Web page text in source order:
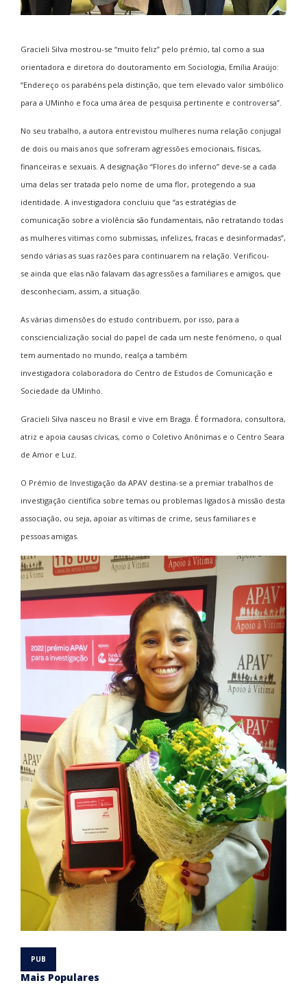
Gracieli Silva mostrou-se “muito feliz” pelo prémio, tal como a sua
orientadora e diretora do doutoramento em Sociologia, Emília Araújo:
“Endereço os parabéns pela distinção, que tem elevado valor simbólico
para a UMinho e foca uma área de pesquisa pertinente e controversa”.
No seu trabalho, a autora entrevistou mulheres numa relação conjugal
de dois ou mais anos que sofreram agressões emocionais, físicas,
financeiras e sexuais. A designação “Flores do inferno” deve-se a cada
uma delas ser tratada pelo nome de uma flor, protegendo a sua
identidade. A investigadora concluiu que “as estratégias de
comunicação sobre a violência são fundamentais, não retratando todas
as mulheres vitimas como submissas, infelizes, fracas e desinformadas”,
sendo várias as suas razões para continuarem na relação. Verificou-
se ainda que elas não falavam das agressões a familiares e amigos, que
desconheciam, assim, a situação.
As várias dimensões do estudo contribuem, por isso, para a
consciencialização social do papel de cada um neste fenómeno, o qual
tem aumentado no mundo, realça a também
investigadora colaboradora do Centro de Estudos de Comunicação e
Sociedade da UMinho.
Gracieli Silva nasceu no Brasil e vive em Braga. É formadora, consultora,
atriz e apoia causas cívicas, como o Coletivo Anônimas e o Centro Seara
de Amor e Luz.
O Prémio de Investigação da APAV destina-se a premiar trabalhos de
investigação científica sobre temas ou problemas ligados à missão desta
associação, ou seja, apoiar as vítimas de crime, seus familiares e
pessoas amigas.
Mais Populares